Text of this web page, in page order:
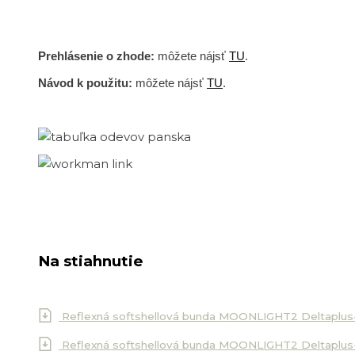
Prehlásenie o zhode: môžete nájsť TU.
Návod k použitu: môžete nájsť TU.
Na stiahnutie
Reflexná softshellová bunda MOONLIGHT2
Reflexná softshellová bunda MOONLIGHT2